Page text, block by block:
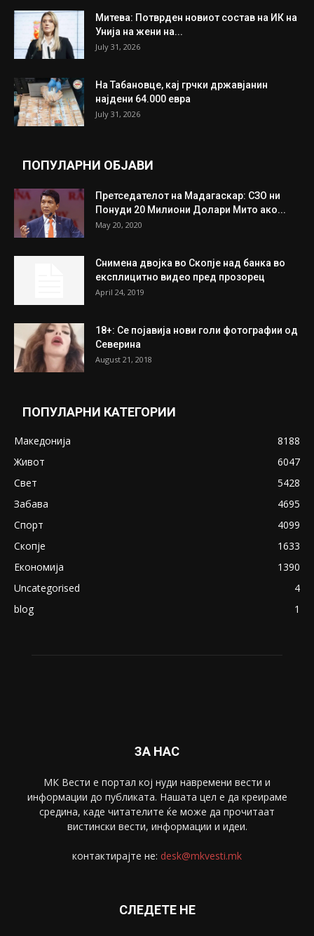
Митева: Потврден новиот состав на ИК на
Унија на жени на...
July 31, 2026
На Табановце, кај грчки државјанин
најдени 64.000 евра
July 31, 2026
ПОПУЛАРНИ ОБЈАВИ
Претседателот на Мадагаскар: СЗО ни
Понуди 20 Милиони Долари Мито ако...
May 20, 2020
Снимена двојка во Скопје над банка во
експлицитно видео пред прозорец
April 24, 2019
18+: Се појавија нови голи фотографии од
Северина
August 21, 2018
ПОПУЛАРНИ КАТЕГОРИИ
Македонија
8188
Живот
6047
Свет
5428
Забава
4695
Спорт
4099
Скопје
1633
Економија
1390
Uncategorised
4
blog
1
ЗА НАС
МК Вести е портал коj нуди навремени вести и
информации до публиката. Нашата цел е да креираме
средина, каде читателите ќе може да прочитаат
вистински вести, информации и идеи.
контактирајте не: desk@mkvesti.mk
СЛЕДЕТЕ НЕ